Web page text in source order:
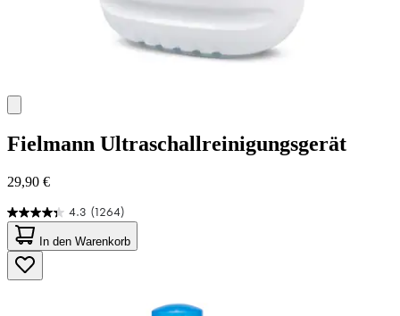
Fielmann Ultraschallreinigungsgerät
29,90 €
4.3 (1264)
4.3
von
5
Sternen.
1264
In den Warenkorb